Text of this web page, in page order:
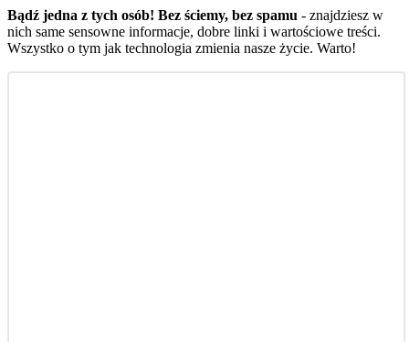
Bądź jedna z tych osób! Bez ściemy, bez spamu - znajdziesz w
nich same sensowne informacje, dobre linki i wartościowe treści.
Wszystko o tym jak technologia zmienia nasze życie. Warto!